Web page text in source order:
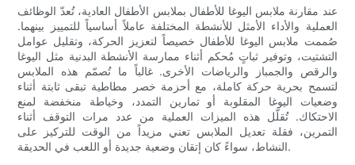
عند مقارنة ملابس اليوغا للأطفال بملابس الأطفال العادية، تُعدّ الوظائف
العملية والأداء الأمثل للأنشطة المختلفة عاملاً أساسياً للتمييز بينهما.
صُممت ملابس اليوغا للأطفال خصيصاً لتعزيز الحركة، وتقليل عوامل
التشتيت، وتوفير ثباتٍ مُحكم أثناء ممارسة الأنشطة البدنية مثل اليوغا
والرقص والجمباز والرياضات الأخرى. غالباً ما تُصمّم هذه الملابس
لتسمح بحرية حركة كاملة، مع أحزمة خصر مطاطية تبقى ثابتة أثناء
وضعيات اليوغا المقلوبة أو تمارين التمدد، وخياطة منخفضة لمنع
الاحتكاك. تُقلّل هذه الميزات العملية من عدد مرات التوقف أثناء
التمرين، فقلة تعديل الملابس تعني مزيداً من الوقت للتركيز على
النشاط، سواءً كان إتقان وضعية جديدة أو اللعب في الحديقة.